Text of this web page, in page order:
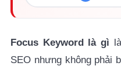
Focus Keyword là gì
SEO nhưng không phải